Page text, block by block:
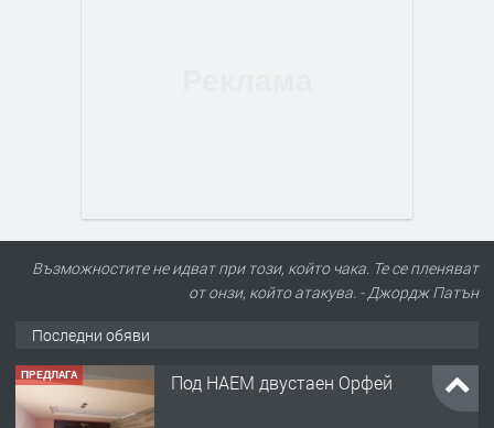
Възможностите не идват при този, който чака. Те се пленяват
от онзи, който атакува. - Джордж Патън
Последни обяви
ПРЕДЛАГА Под НАЕМ двустаен Орфей